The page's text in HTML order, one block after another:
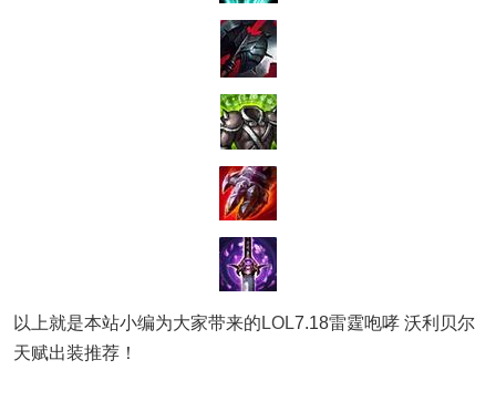
以上就是本站小编为大家带来的 LOL7.18雷霆咆哮 沃利贝尔
天赋出装推荐！